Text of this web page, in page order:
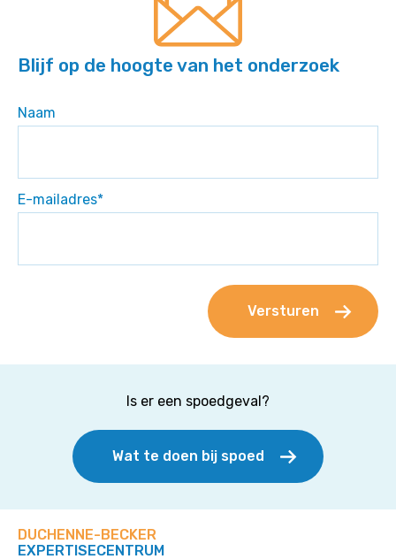
Blijf op de hoogte van het onderzoek
Naam
E-mailadres*
Is er een spoedgeval?
Wat te doen bij spoed
DUCHENNE-BECKER
EXPERTISECENTRUM